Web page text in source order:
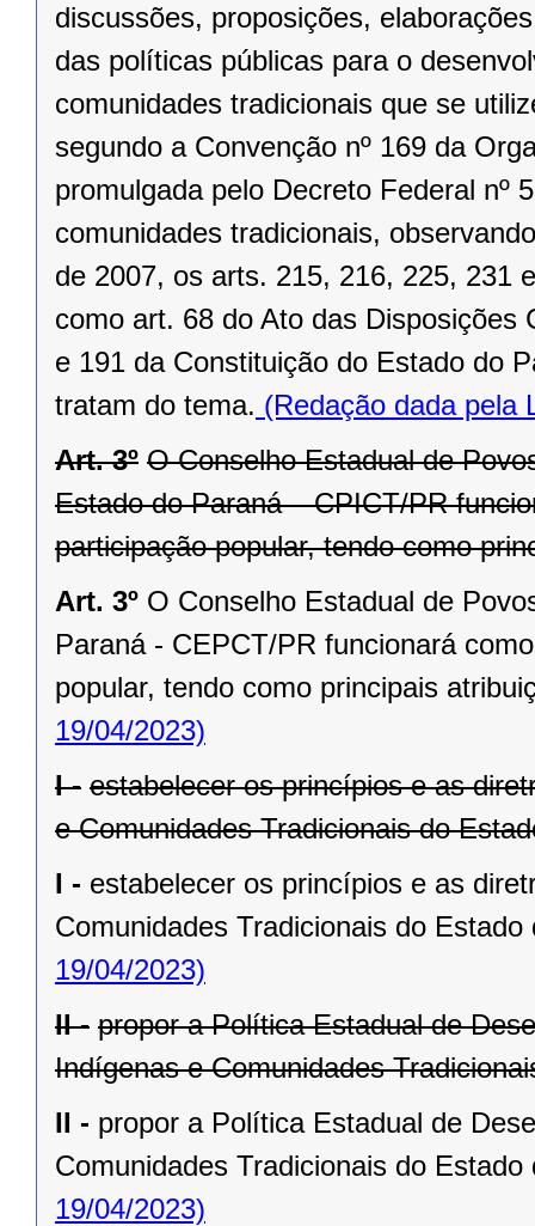
discussões, proposições,
das políticas públicas para o
comunidades tradicionais que se
segundo a Convenção nº 169 da
promulgada pelo Decreto Federal nº
comunidades tradicionais,
de 2007, os arts. 215, 216, 225, 231
como art. 68 do Ato das Disposições
e 191 da Constituição do Estado do
tratam do tema. (Redação dada pela
Art. 3º O Conselho Estadual de
Estado do Paraná – CPICT/PR
participação popular, tendo como
Art. 3º O Conselho Estadual de
Paraná - CEPCT/PR funcionará
popular, tendo como principais
19/04/2023)
I - estabelecer os princípios e as
e Comunidades Tradicionais do
I - estabelecer os princípios e as
Comunidades Tradicionais do Estado
19/04/2023)
II - propor a Política Estadual de
Indígenas e Comunidades
II - propor a Política Estadual de
Comunidades Tradicionais do Estado
19/04/2023)